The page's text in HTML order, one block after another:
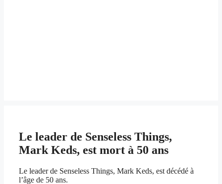
Le leader de Senseless Things,
Mark Keds, est mort à 50 ans
Le leader de Senseless Things, Mark Keds, est décédé à
l’âge de 50 ans.